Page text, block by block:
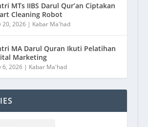
MTs IIBS Darul Qur’an Ciptakan
Cleaning Robot
20, 2026| Kabar Ma'had
MA Darul Quran Ikuti Pelatihan
Marketing
6, 2026| Kabar Ma'had